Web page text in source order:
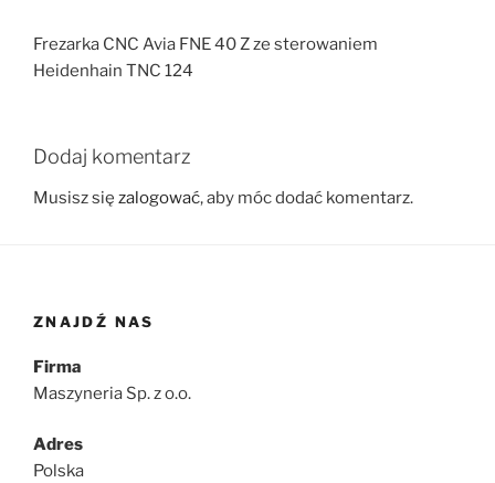
Frezarka CNC Avia FNE 40 Z ze sterowaniem
Heidenhain TNC 124
Dodaj komentarz
Musisz się zalogować, aby móc dodać komentarz.
ZNAJDŹ NAS
Firma
Maszyneria Sp. z o.o.
Adres
Polska